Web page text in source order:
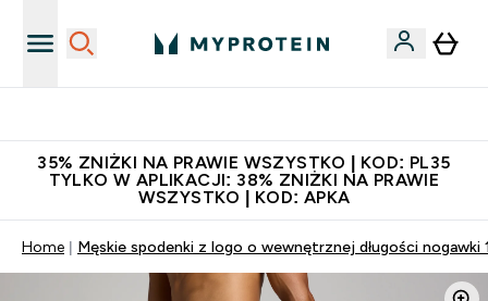
35% ZNIŻKI NA PRAWIE WSZYSTKO | KOD: PL35
TYLKO W APLIKACJI: 38% ZNIŻKI NA PRAWIE
WSZYSTKO | KOD: APKA
Home Męskie spodenki z logo o wewnętrznej długości